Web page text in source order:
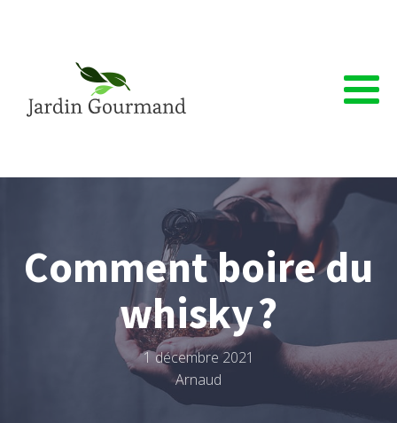
Comment boire du
whisky ?
1 décembre 2021
Arnaud